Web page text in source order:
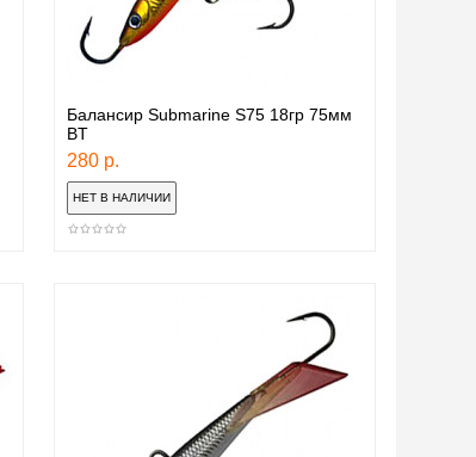
Балансир Submarine S75 18гр 75мм
BT
280 р.